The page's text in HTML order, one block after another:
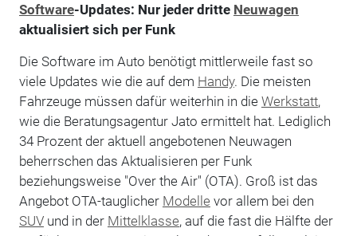
Software-Updates: Nur jeder dritte Neuwagen
aktualisiert sich per Funk
Die Software im Auto benötigt mittlerweile fast so
viele Updates wie die auf dem Handy. Die meisten
Fahrzeuge müssen dafür weiterhin in die Werkstatt,
wie die Beratungsagentur Jato ermittelt hat. Lediglich
34 Prozent der aktuell angebotenen Neuwagen
beherrschen das Aktualisieren per Funk
beziehungsweise "Over the Air" (OTA). Groß ist das
Angebot OTA-tauglicher Modelle vor allem bei den
SUVund in der Mittelklasse, auf die fast die Hälfte der